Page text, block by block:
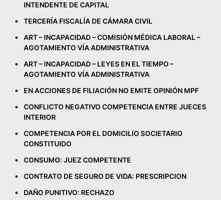
INTENDENTE DE CAPITAL
TERCERÍA FISCALÍA DE CÁMARA CIVIL
ART – INCAPACIDAD – COMISIÓN MÉDICA LABORAL –
AGOTAMIENTO VÍA ADMINISTRATIVA
ART – INCAPACIDAD – LEYES EN EL TIEMPO –
AGOTAMIENTO VÍA ADMINISTRATIVA
EN ACCIONES DE FILIACIÓN NO EMITE OPINIÓN MPF
CONFLICTO NEGATIVO COMPETENCIA ENTRE JUECES
INTERIOR
COMPETENCIA POR EL DOMICILIO SOCIETARIO
CONSTITUIDO
CONSUMO: JUEZ COMPETENTE
CONTRATO DE SEGURO DE VIDA: PRESCRIPCION
DAÑO PUNITIVO: RECHAZO